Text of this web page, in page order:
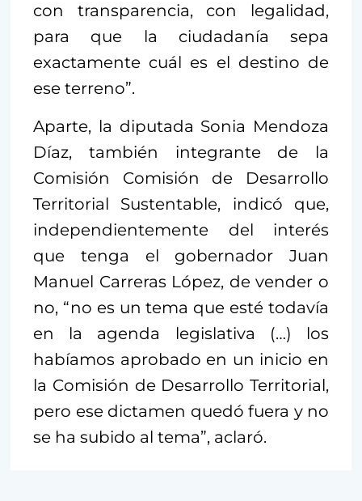
con transparencia, con legalidad,
para que la ciudadanía sepa
exactamente cuál es el destino de
ese terreno”.
Aparte, la diputada Sonia Mendoza
Díaz, también integrante de la
Comisión Comisión de Desarrollo
Territorial Sustentable, indicó que,
independientemente del interés
que tenga el gobernador Juan
Manuel Carreras López, de vender o
no, “no es un tema que esté todavía
en la agenda legislativa (…) los
habíamos aprobado en un inicio en
la Comisión de Desarrollo Territorial,
pero ese dictamen quedó fuera y no
se ha subido al tema”, aclaró.